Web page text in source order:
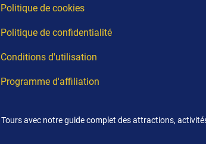
Politique de cookies
Politique de confidentialité
Conditions d'utilisation
Programme d'affiliation
Tours avec notre guide complet des attractions,